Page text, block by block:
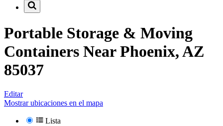
Portable Storage & Moving
Containers NearPhoenix, AZ
85037
Editar
Mostrar ubicaciones en el mapa
Lista